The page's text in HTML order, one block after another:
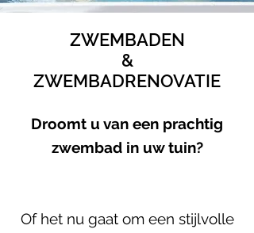
ZWEMBADEN
&
ZWEMBADRENOVATIE
Droomt u van een prachtig
zwembad in uw tuin?
Of het nu gaat om een stijlvolle